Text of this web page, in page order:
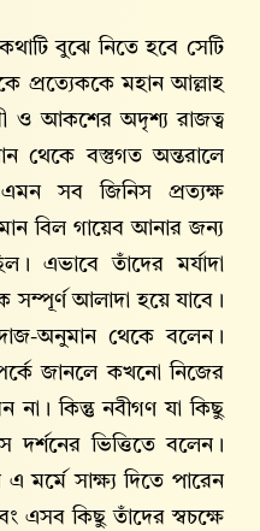
বুঝে নিতে হবে সেটি
প্রত্যেককে মহান আল্লাহ
ও আকশের অদৃশ্য রাজত্ব
থেকে বস্তুগত অন্তরালে
এমন সব জিনিস প্রত্যক্ষ
বিল গায়েব আনার জন্য
এভাবে তাঁদের মর্যাদা
সম্পূর্ণ আলাদা হয়ে যাবে।
অনুমান থেকে বলেন।
জানলে কখনো নিজের
না। কিন্তু নবীগণ যা কিছু
দর্শনের ভিত্তিতে বলেন।
মর্মে সাক্ষ্য দিতে পারেন
এসব কিছু তাঁদের স্বচক্ষে